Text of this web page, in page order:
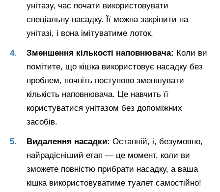
унітазу, час почати використовувати
спеціальну насадку. Її можна закріпити на
унітазі, і вона імітуватиме лоток.
Зменшення кількості наповнювача: Коли ви
помітите, що кішка використовує насадку без
проблем, почніть поступово зменшувати
кількість наповнювача. Це навчить її
користуватися унітазом без допоміжних
засобів.
Видалення насадки: Останній, і, безумовно,
найрадісніший етап — це момент, коли ви
зможете повністю прибрати насадку, а ваша
кішка використовуватиме туалет самостійно!